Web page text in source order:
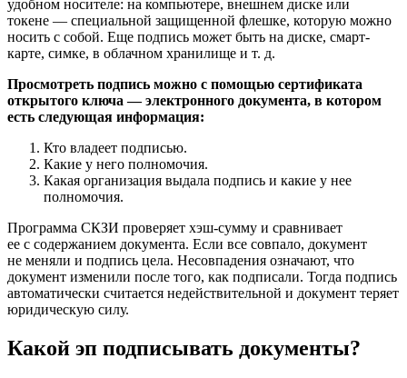
удобном носителе: на компьютере, внешнем диске или
токене — специальной защищенной флешке, которую можно
носить с собой. Еще подпись может быть на диске, смарт-
карте, симке, в облачном хранилище и т. д.
Просмотреть подпись можно с помощью сертификата
открытого ключа — электронного документа, в котором
есть следующая информация:
Кто владеет подписью.
Какие у него полномочия.
Какая организация выдала подпись и какие у нее
полномочия.
Программа СКЗИ проверяет хэш-сумму и сравнивает
ее с содержанием документа. Если все совпало, документ
не меняли и подпись цела. Несовпадения означают, что
документ изменили после того, как подписали. Тогда подпись
автоматически считается недействительной и документ теряет
юридическую силу.
Какой эп подписывать документы?